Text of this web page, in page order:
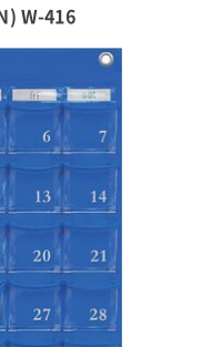
W-416